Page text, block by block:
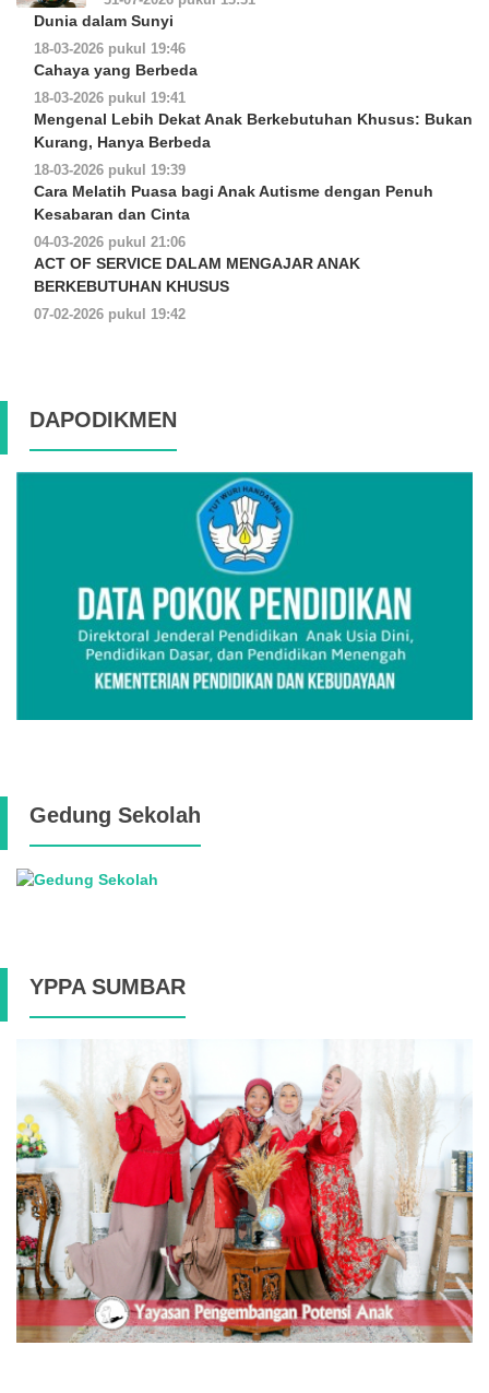
Dunia dalam Sunyi
18-03-2026 pukul 19:46
Cahaya yang Berbeda
18-03-2026 pukul 19:41
Mengenal Lebih Dekat Anak Berkebutuhan Khusus: Bukan
Kurang, Hanya Berbeda
18-03-2026 pukul 19:39
Cara Melatih Puasa bagi Anak Autisme dengan Penuh
Kesabaran dan Cinta
04-03-2026 pukul 21:06
ACT OF SERVICE DALAM MENGAJAR ANAK
BERKEBUTUHAN KHUSUS
07-02-2026 pukul 19:42
DAPODIKMEN
Gedung Sekolah
YPPA SUMBAR